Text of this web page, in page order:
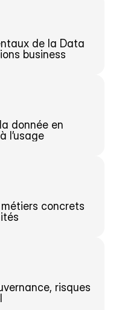
de la Data
business
donnée en
l’usage
métiers concrets
risques